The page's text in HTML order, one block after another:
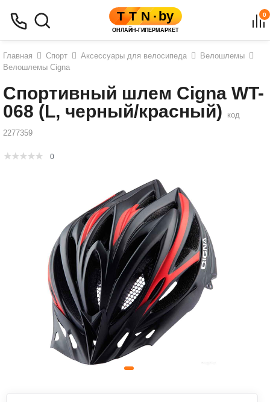
0
Главная Спорт Аксессуары для велосипеда
Велошлемы
Велошлемы Cigna
Cпортивный шлем Cigna WT-
068 (L, черный/красный)
код
2277359
0